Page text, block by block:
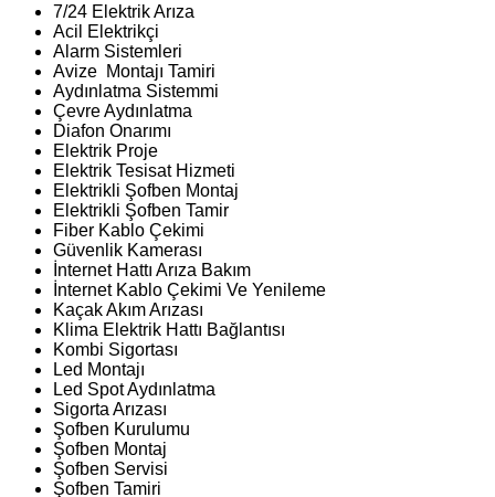
7/24 Elektrik Arıza
Acil Elektrikçi
Alarm Sistemleri
Avize Montajı Tamiri
Aydınlatma Sistemmi
Çevre Aydınlatma
Diafon Onarımı
Elektrik Proje
Elektrik Tesisat Hizmeti
Elektrikli Şofben Montaj
Elektrikli Şofben Tamir
Fiber Kablo Çekimi
Güvenlik Kamerası
İnternet Hattı Arıza Bakım
İnternet Kablo Çekimi Ve Yenileme
Kaçak Akım Arızası
Klima Elektrik Hattı Bağlantısı
Kombi Sigortası
Led Montajı
Led Spot Aydınlatma
Sigorta Arızası
Şofben Kurulumu
Şofben Montaj
Şofben Servisi
Şofben Tamiri